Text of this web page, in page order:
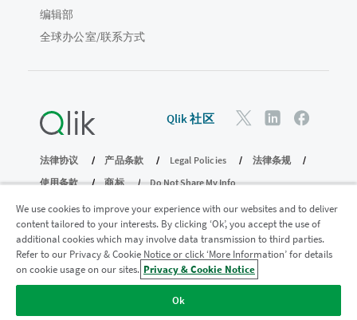
编辑部
全球办公室/联系方式
Qlik 社区
法律协议 产品条款 Legal Policies
法律条规
使用条款
商标
Do Not Share My Info
版权所有 © 1993-2026 QlikTech International AB。保留所有权利。
加入分析现代化计划
使用分析现代化计划实现现代化，同时不损害您宝贵的
QlikView 应用程序。
We use cookies to improve your experience with our websites and to deliver
content tailored to your interests. By clicking ‘Ok’, you accept the use of
additional cookies which may involve data transmission to third parties.
Refer to our Privacy & Cookie Notice or click ‘More Information’ for details
on cookie usage on our sites. Privacy & Cookie Notice
Ok